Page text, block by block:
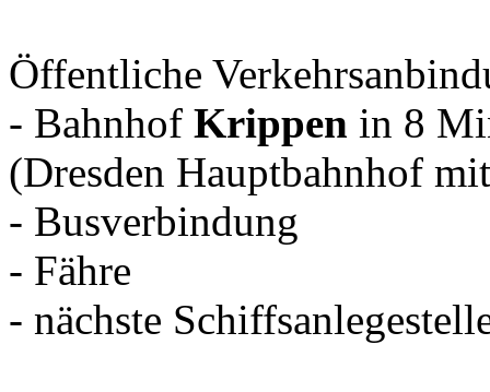
Öffentliche
- Bahnhof Krippen in 8
(Dresden Hauptbahnhof
- Busverbindung
- Fähre
- nächste